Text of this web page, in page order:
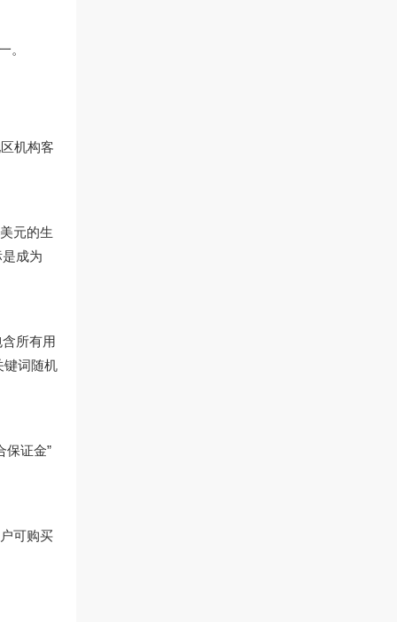
。
机构客
元的生
成为
所有用
键词随机
保证金”
可购买